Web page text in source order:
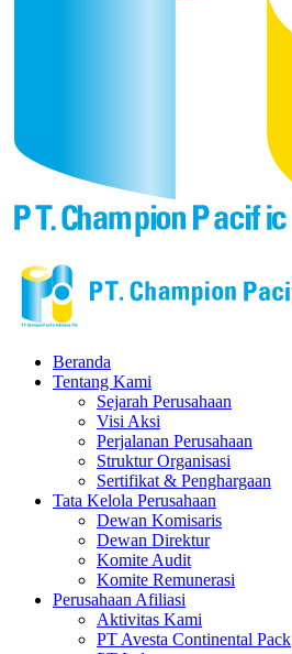
Beranda
Tentang Kami
Sejarah Perusahaan
Visi Aksi
Perjalanan Perusahaan
Struktur Organisasi
Sertifikat & Penghargaan
Tata Kelola Perusahaan
Dewan Komisaris
Dewan Direktur
Komite Audit
Komite Remunerasi
Perusahaan Afiliasi
Aktivitas Kami
PT Avesta Continental Pack